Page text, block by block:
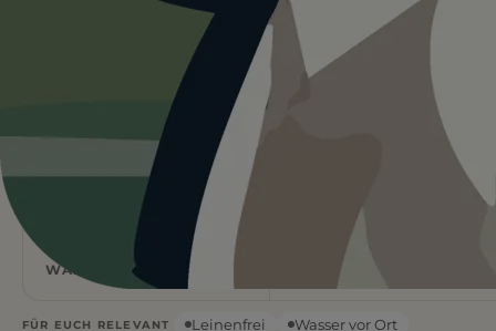
vorhanden. Startet lieber früh am Tag.
OpenWeatherMap
1 BEWERTUNG
Flach
WASSERART
°C
BEDECKT
FÜR EUCH RELEVANT Leinenfrei
Wasser vor Ort